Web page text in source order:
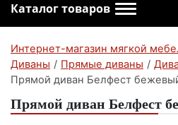
Каталог товаров
Интернет-магазин мягкой
Диваны / Прямые диваны /
Прямой диван Белфест
Прямой диван Белфест